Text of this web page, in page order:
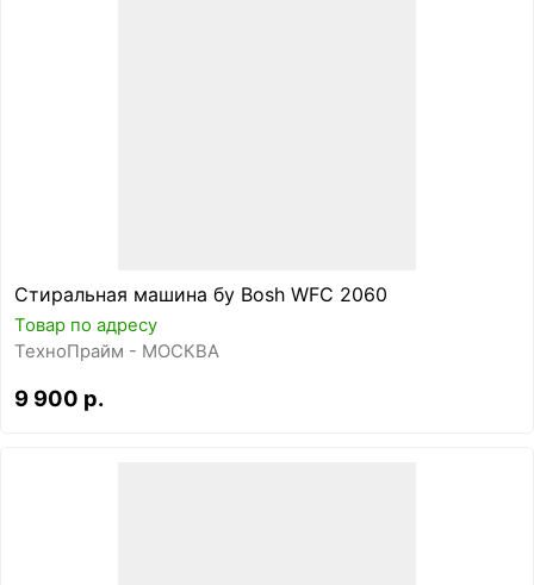
Стиральная машина бу Bosh WFC 2060
Товар по адресу
ТехноПрайм - МОСКВА
9 900 р.